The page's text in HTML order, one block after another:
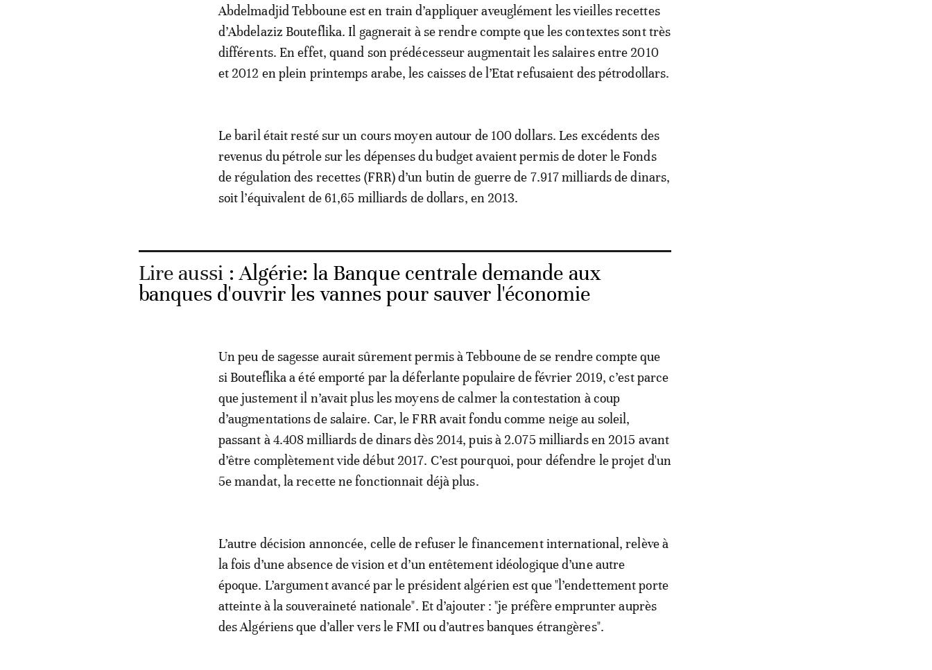
Abdelmadjid Tebboune est en train d’appliquer aveuglément les vieilles recettes
d’Abdelaziz Bouteflika. Il gagnerait à se rendre compte que les contextes sont très
différents. En effet, quand son prédécesseur augmentait les salaires entre 2010
et 2012 en plein printemps arabe, les caisses de l’Etat refusaient des pétrodollars.
Le baril était resté sur un cours moyen autour de 100 dollars. Les excédents des
revenus du pétrole sur les dépenses du budget avaient permis de doter le Fonds
de régulation des recettes (FRR) d’un butin de guerre de 7.917 milliards de dinars,
soit l’équivalent de 61,65 milliards de dollars, en 2013.
Lire aussi :Algérie: la Banque centrale demande aux
banques d'ouvrir les vannes pour sauver l'économie
Un peu de sagesse aurait sûrement permis à Tebboune de se rendre compte que
si Bouteflika a été emporté par la déferlante populaire de février 2019, c’est parce
que justement il n’avait plus les moyens de calmer la contestation à coup
d’augmentations de salaire. Car, le FRR avait fondu comme neige au soleil,
passant à 4.408 milliards de dinars dès 2014, puis à 2.075 milliards en 2015 avant
d’être complètement vide début 2017. C’est pourquoi, pour défendre le projet d'un
5e mandat, la recette ne fonctionnait déjà plus.
L’autre décision annoncée, celle de refuser le financement international, relève à
la fois d’une absence de vision et d’un entêtement idéologique d’une autre
époque. L’argument avancé par le président algérien est que "l’endettement porte
atteinte à la souveraineté nationale". Et d’ajouter : "je préfère emprunter auprès
des Algériens que d’aller vers le FMI ou d’autres banques étrangères".